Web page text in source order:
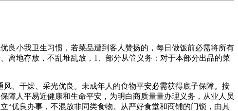
小我卫生习惯，若菜品遭到客人赞扬的，每日做饭前必需将所有
离地存放，不乱堆乱放，1、部分从管义务：对于本部分出品的菜
、干燥、采光优良。未成年人的食物平安必需获得底子保障。按
障人平易近健康和生命平安，为明白商质量量办理义务，从业人员
“优良办事，不混放非同类食物。从严好食堂和商铺的门锁，由其